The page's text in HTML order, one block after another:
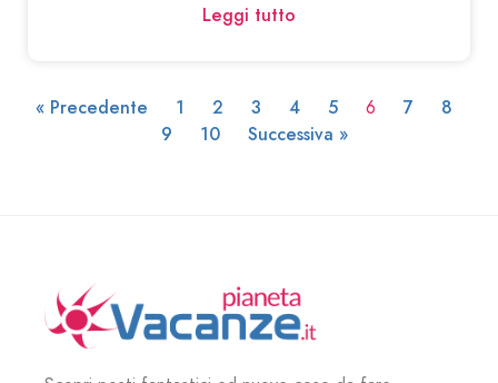
Leggi tutto
« Precedente 1 2 3 4 5 6 7
8
9
10 Successiva »